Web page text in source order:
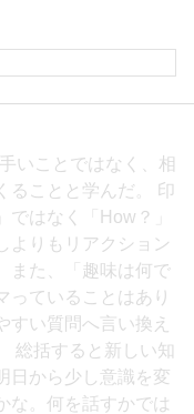
いことではなく、相
ることと学んだ。 印
ではなく「How？」
よりもリアクション
また、「趣味は何で
っていることはあり
すい質問へ言い換え
総括すると新しい知
日から少し意識を変
な。何を話すかでは